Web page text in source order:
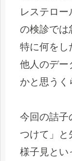
レステロ
の検診では
特に何をし
他人のデー
かと思うく
今回の詰子
つけて」と
様子見とい